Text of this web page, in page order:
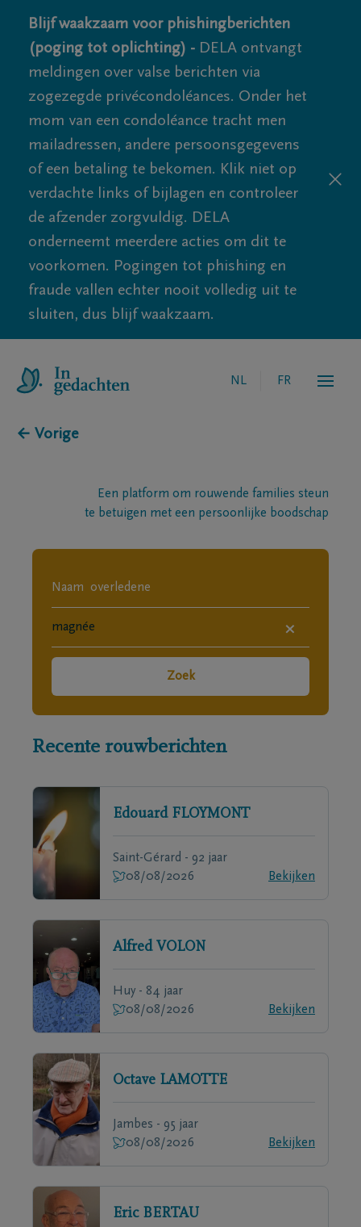
Blijf waakzaam voor phishingberichten
(poging tot oplichting) - DELA ontvangt
meldingen over valse berichten via
zogezegde privécondoléances. Onder het
mom van een condoléance tracht men
mailadressen, andere persoonsgegevens
of een betaling te bekomen. Klik niet op
verdachte links of bijlagen en controleer
de afzender zorgvuldig. DELA
onderneemt meerdere acties om dit te
voorkomen. Pogingen tot phishing en
fraude vallen echter nooit volledig uit te
sluiten, dus blijf waakzaam.
NL FR
← Vorige
Een platform om rouwende families steun
te betuigen met een persoonlijke boodschap
×
Zoek
Recente rouwberichten
Edouard FLOYMONT
Saint-Gérard - 92 jaar
08/08/2026
Bekijken
Alfred VOLON
Huy - 84 jaar
08/08/2026
Bekijken
Octave LAMOTTE
Jambes - 95 jaar
08/08/2026
Bekijken
Eric BERTAU